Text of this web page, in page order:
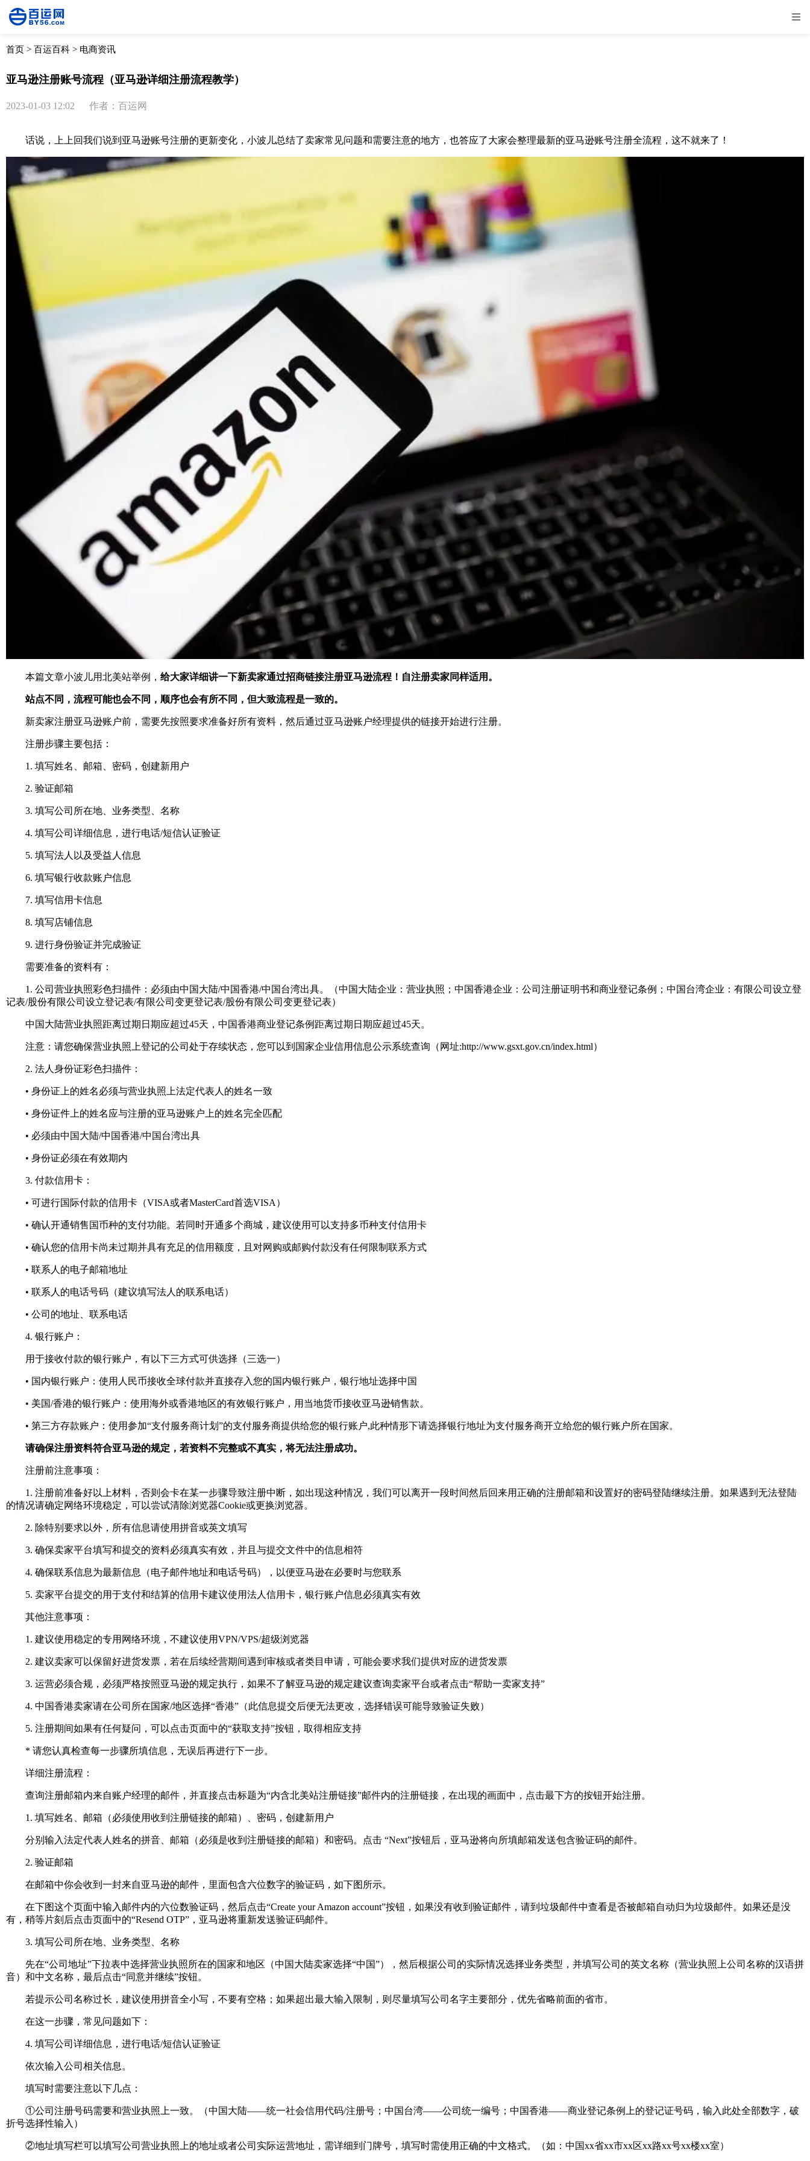
首页 > 百运百科 > 电商资讯
亚马逊注册账号流程（亚马逊详细注册流程教学）
2023-01-03 12:02 作者：百运网
话说，上上回我们说到亚马逊账号注册的更新变化，小波儿总结了卖家常见问题和需要注意的地方，也答应了大家会整理最新的亚马逊账号注册全流程，这不就来了！
本篇文章小波儿用北美站举例， 给大家详细讲一下新卖家通过招商链接注册亚马逊流程！ 自注册卖家同样适用 。
站点不同，流程可能也会不同，顺序也会有所不同，但大致流程是一致的。
新卖家注册亚马逊账户前，需要先按照要求准备好所有资料，然后通过亚马逊账户经理提供的链接开始进行注册。
注册步骤主要包括：
1. 填写姓名、邮箱、密码，创建新用户
2. 验证邮箱
3. 填写公司所在地、业务类型、名称
4. 填写公司详细信息，进行电话/短信认证验证
5. 填写法人以及受益人信息
6. 填写银行收款账户信息
7. 填写信用卡信息
8. 填写店铺信息
9. 进行身份验证并完成验证
需要准备的资料有：
1. 公司营业执照彩色扫描件：必须由中国大陆/中国香港/中国台湾出具。（中国大陆企业：营业执照；中国香港企业：公司注册证明书和商业登记条例；中国台湾企业：有限公司设立登
记表/股份有限公司设立登记表/有限公司变更登记表/股份有限公司变更登记表）
中国大陆营业执照距离过期日期应超过45天，中国香港商业登记条例距离过期日期应超过45天。
注意：请您确保营业执照上登记的公司处于存续状态，您可以到国家企业信用信息公示系统查询（网址:http://www.gsxt.gov.cn/index.html）
2. 法人身份证彩色扫描件：
• 身份证上的姓名必须与营业执照上法定代表人的姓名一致
• 身份证件上的姓名应与注册的亚马逊账户上的姓名完全匹配
• 必须由中国大陆/中国香港/中国台湾出具
• 身份证必须在有效期内
3. 付款信用卡：
• 可进行国际付款的信用卡（VISA或者MasterCard首选VISA）
• 确认开通销售国币种的支付功能。若同时开通多个商城，建议使用可以支持多币种支付信用卡
• 确认您的信用卡尚未过期并具有充足的信用额度，且对网购或邮购付款没有任何限制联系方式
• 联系人的电子邮箱地址
• 联系人的电话号码（建议填写法人的联系电话）
• 公司的地址、联系电话
4. 银行账户：
用于接收付款的银行账户，有以下三方式可供选择（三选一）
• 国内银行账户：使用人民币接收全球付款并直接存入您的国内银行账户，银行地址选择中国
• 美国/香港的银行账户：使用海外或香港地区的有效银行账户，用当地货币接收亚马逊销售款。
• 第三方存款账户：使用参加“支付服务商计划”的支付服务商提供给您的银行账户,此种情形下请选择银行地址为支付服务商开立给您的银行账户所在国家。
请确保注册资料符合亚马逊的规定，若资料不完整或不真实，将无法注册成功。
注册前注意事项：
1. 注册前准备好以上材料，否则会卡在某一步骤导致注册中断，如出现这种情况，我们可以离开一段时间然后回来用正确的注册邮箱和设置好的密码登陆继续注册。如果遇到无法登陆
的情况请确定网络环境稳定，可以尝试清除浏览器Cookie或更换浏览器。
2. 除特别要求以外，所有信息请使用拼音或英文填写
3. 确保卖家平台填写和提交的资料必须真实有效，并且与提交文件中的信息相符
4. 确保联系信息为最新信息（电子邮件地址和电话号码），以便亚马逊在必要时与您联系
5. 卖家平台提交的用于支付和结算的信用卡建议使用法人信用卡，银行账户信息必须真实有效
其他注意事项：
1. 建议使用稳定的专用网络环境，不建议使用VPN/VPS/超级浏览器
2. 建议卖家可以保留好进货发票，若在后续经营期间遇到审核或者类目申请，可能会要求我们提供对应的进货发票
3. 运营必须合规，必须严格按照亚马逊的规定执行，如果不了解亚马逊的规定建议查询卖家平台或者点击“帮助一卖家支持”
4. 中国香港卖家请在公司所在国家/地区选择“香港”（此信息提交后便无法更改，选择错误可能导致验证失败）
5. 注册期间如果有任何疑问，可以点击页面中的“获取支持”按钮，取得相应支持
* 请您认真检查每一步骤所填信息，无误后再进行下一步。
详细注册流程：
查询注册邮箱内来自账户经理的邮件，并直接点击标题为“内含北美站注册链接”邮件内的注册链接，在出现的画面中，点击最下方的按钮开始注册。
1. 填写姓名、邮箱（必须使用收到注册链接的邮箱）、密码，创建新用户
分别输入法定代表人姓名的拼音、邮箱（必须是收到注册链接的邮箱）和密码。点击 “Next”按钮后，亚马逊将向所填邮箱发送包含验证码的邮件。
2. 验证邮箱
在邮箱中你会收到一封来自亚马逊的邮件，里面包含六位数字的验证码，如下图所示。
在下图这个页面中输入邮件内的六位数验证码，然后点击“Create your Amazon account”按钮，如果没有收到验证邮件，请到垃圾邮件中查看是否被邮箱自动归为垃圾邮件。如果还是没
有，稍等片刻后点击页面中的“Resend OTP”，亚马逊将重新发送验证码邮件。
3. 填写公司所在地、业务类型、名称
先在“公司地址”下拉表中选择营业执照所在的国家和地区（中国大陆卖家选择“中国”），然后根据公司的实际情况选择业务类型，并填写公司的英文名称（营业执照上公司名称的汉语拼
音）和中文名称，最后点击“同意并继续”按钮。
若提示公司名称过长，建议使用拼音全小写，不要有空格；如果超出最大输入限制，则尽量填写公司名字主要部分，优先省略前面的省市。
在这一步骤，常见问题如下：
4. 填写公司详细信息，进行电话/短信认证验证
依次输入公司相关信息。
填写时需要注意以下几点：
①公司注册号码需要和营业执照上一致。（中国大陆——统一社会信用代码/注册号；中国台湾——公司统一编号；中国香港——商业登记条例上的登记证号码，输入此处全部数字，破
折号选择性输入）
②地址填写栏可以填写公司营业执照上的地址或者公司实际运营地址，需详细到门牌号，填写时需使用正确的中文格式。（如：中国xx省xx市xx区xx路xx号xx楼xx室）